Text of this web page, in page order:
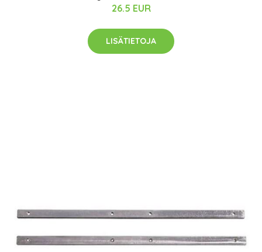
26.5 EUR
LISÄTIETOJA